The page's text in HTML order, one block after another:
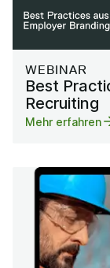
WEBINAR
Best
Recruiting
Mehr erfahren